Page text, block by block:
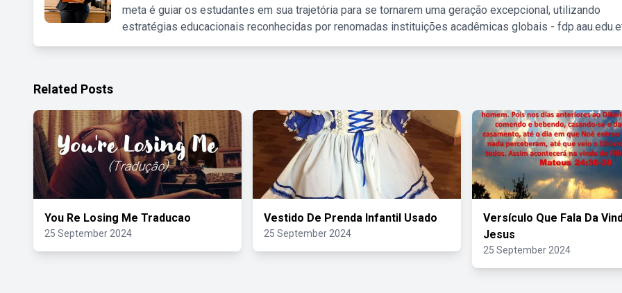
meta é guiar os estudantes em sua trajetória para se tornarem uma geração excepcional, utilizando
estratégias educacionais reconhecidas por renomadas instituições acadêmicas globais -
Related Posts
You Re Losing Me Traducao
25 September 2024
Vestido De Prenda Infantil Usado
25 September 2024
Versículo Que Fala Da
Jesus
25 September 2024